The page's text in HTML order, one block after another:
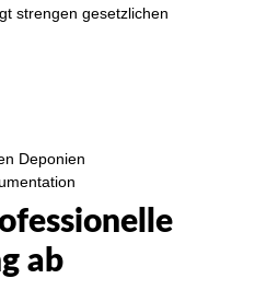
strengen gesetzlichen
Deponien
ab